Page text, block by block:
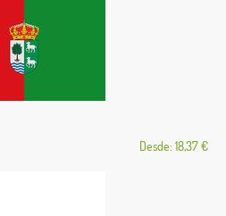
Desde: 18,37 €